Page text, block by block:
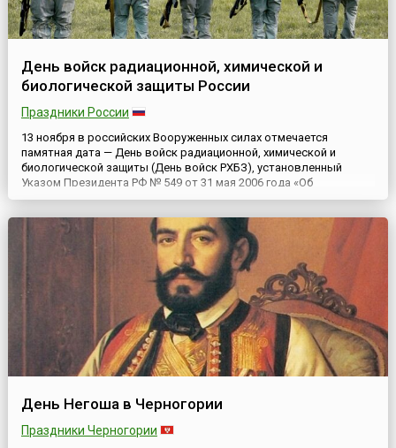
День войск радиационной, химической и
биологической защиты России
Праздники России
13 ноября в российских Вооруженных силах отмечается
памятная дата — День войск радиационной, химической и
биологической защиты (День войск РХБЗ), установленный
Указом Президента РФ № 549 от 31 мая 2006 года «Об
установлении профессиональных праздников и памятных дней
армии ещё в период Первой мировой войны (1914-1918), когда
воюющие го...
День Негоша в Черногории
Праздники Черногории